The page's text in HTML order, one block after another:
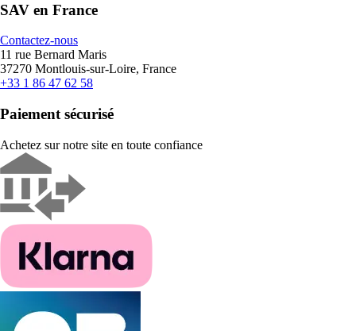
SAV en France
Contactez-nous
11 rue Bernard Maris
37270 Montlouis-sur-Loire, France
+33 1 86 47 62 58
Paiement sécurisé
Achetez sur notre site en toute confiance